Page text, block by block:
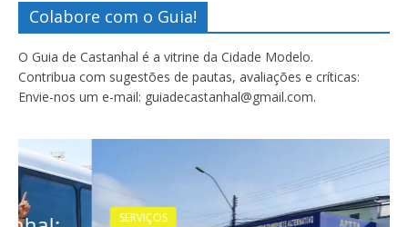
Colabore com o Guia!
O Guia de Castanhal é a vitrine da Cidade Modelo.
Contribua com sugestões de pautas, avaliações e críticas:
Envie-nos um e-mail: guiadecastanhal@gmail.com.
SERVIÇOS